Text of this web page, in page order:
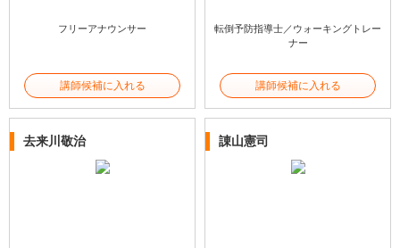
フリーアナウンサー
講師候補に入れる
転倒予防指導士／ウォーキングトレー
ナー
講師候補に入れる
去来川敬治 諌山憲司